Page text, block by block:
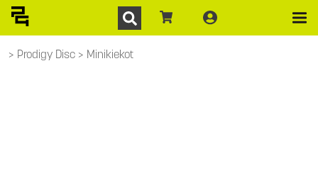
Prodigy Disc Minikiekot